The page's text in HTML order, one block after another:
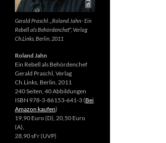
Gerald Praschl. „Roland Jahn- Ein
Rebell als Behördenchef“, Verlag
Ch.Links, Berlin, 2011
Roland Jahn
Ein Rebell als Behördenchef
Gerald Praschl, Verlag
Ch.Links, Berlin, 2011
240 Seiten, 40 Abbildungen
ISBN 978-3-86153-641-3 (Bei
Amazon kaufen)
19,90 Euro (D), 20,50 Euro
(A),
28,90 sFr (UVP)